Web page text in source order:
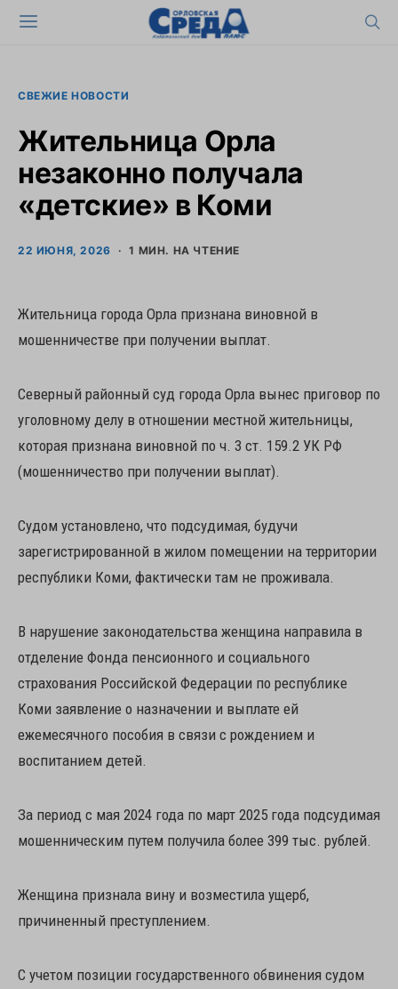
СВЕЖИЕ НОВОСТИ
Жительница Орла
незаконно получала
«детские» в Коми
22 ИЮНЯ, 2026 1 МИН. НА ЧТЕНИЕ
Жительница города Орла признана виновной в
мошенничестве при получении выплат.
Северный районный суд города Орла вынес приговор по
уголовному делу в отношении местной жительницы,
которая признана виновной по ч. 3 ст. 159.2 УК РФ
(мошенничество при получении выплат).
Судом установлено, что подсудимая, будучи
зарегистрированной в жилом помещении на территории
республики Коми, фактически там не проживала.
В нарушение законодательства женщина направила в
отделение Фонда пенсионного и социального
страхования Российской Федерации по республике
Коми заявление о назначении и выплате ей
ежемесячного пособия в связи с рождением и
воспитанием детей.
За период с мая 2024 года по март 2025 года подсудимая
мошенническим путем получила более 399 тыс. рублей.
Женщина признала вину и возместила ущерб,
причиненный преступлением.
С учетом позиции государственного обвинения судом